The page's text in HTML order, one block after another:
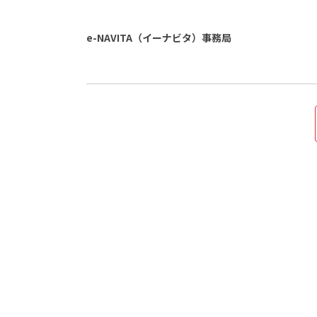
e-NAVITA（イーナビタ）事務局